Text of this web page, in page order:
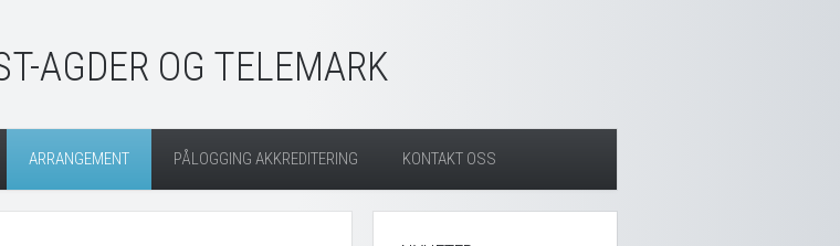
AGDER OG TELEMARK
ARRANGEMENT PÅLOGGING AKKREDITERING KONTAKT OSS